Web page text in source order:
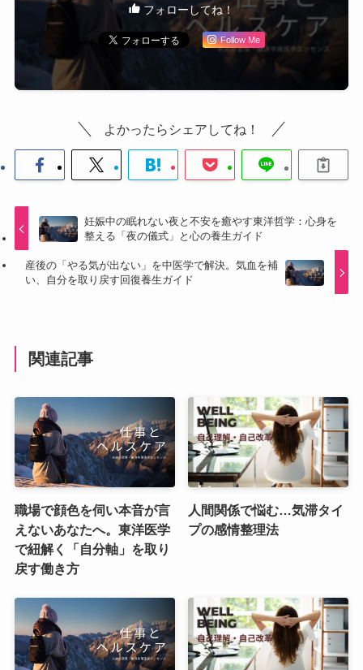
フォローしてね！
Follow Me
よかったらシェアしてね！
妊娠中の眠れない夜と不安を癒やす東洋哲学：心身を
整える「夜の儀式」と心の養生ガイド
産後の「やる気が出ない」を中医学で解決。気血を補
い、自分を取り戻す回復養生ガイド
関連記事
職場で顔色を伺い本音が言
えないあなたへ。東洋医学
で紐解く「自分軸」を取り
戻す働き方
人間関係で悩む…気滞タイ
プの感情整理法